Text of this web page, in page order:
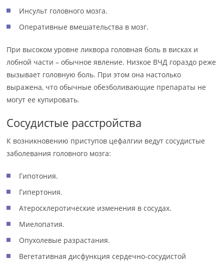
Инсульт головного мозга.
Оперативные вмешательства в мозг.
При высоком уровне ликвора головная боль в висках и
лобной части – обычное явление. Низкое ВЧД гораздо реже
вызывает головную боль. При этом она настолько
выражена, что обычные обезболивающие препараты не
могут ее купировать.
Сосудистые расстройства
К возникновению приступов цефалгии ведут сосудистые
заболевания головного мозга:
Гипотония.
Гипертония.
Атеросклеротические изменения в сосудах.
Миелопатия.
Опухолевые разрастания.
Вегетативная дисфункция сердечно-сосудистой